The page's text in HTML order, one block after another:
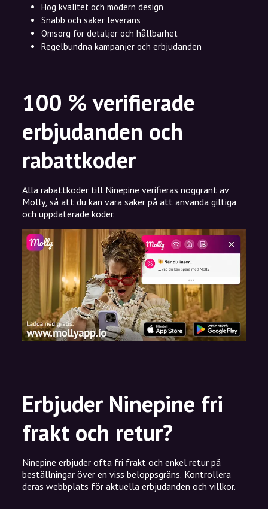
Hög kvalitet och modern design
Snabb och säker leverans
Omsorg för detaljer och hållbarhet
Regelbundna kampanjer och erbjudanden
100 % verifierade
erbjudanden och
rabattkoder
Alla rabattkoder till Ninepine verifieras noggrant av
Molly, så att du kan vara säker på att använda giltiga
och uppdaterade koder.
Erbjuder Ninepine fri
frakt och retur?
Ninepine erbjuder ofta fri frakt och enkel retur på
beställningar över en viss beloppsgräns. Kontrollera
deras webbplats för aktuella erbjudanden och villkor.